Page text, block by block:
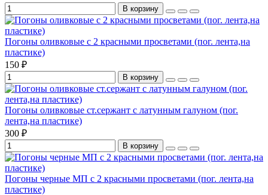
В корзину
Погоны оливковые с 2 красными просветами (пог. лента,на
пластике)
150 ₽
В корзину
Погоны оливковые ст.сержант с латунным галуном (пог.
лента,на пластике)
300 ₽
В корзину
Погоны черные МП с 2 красными просветами (пог. лента,на
пластике)